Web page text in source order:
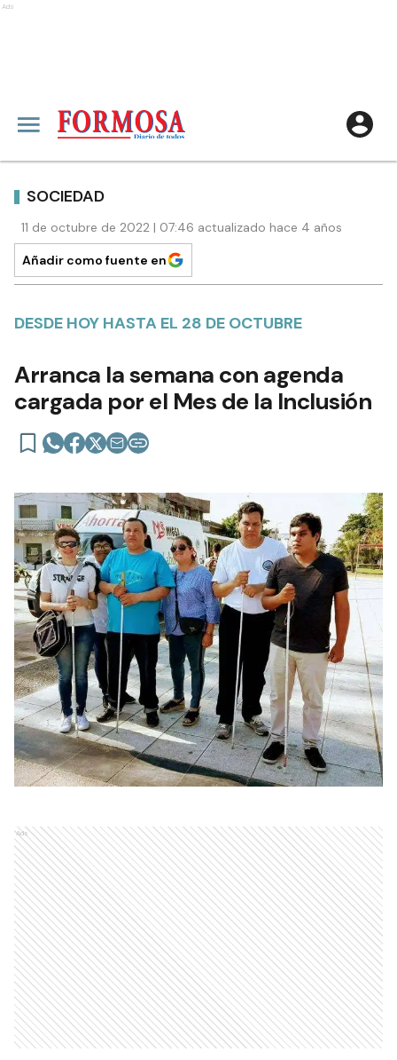
Ads
SOCIEDAD
11 de octubre de 2022 | 07:46 actualizado hace 4 años
Añadir como fuente en
DESDE HOY HASTA EL 28 DE OCTUBRE
Arranca la semana con agenda
cargada por el Mes de la Inclusión
Ads